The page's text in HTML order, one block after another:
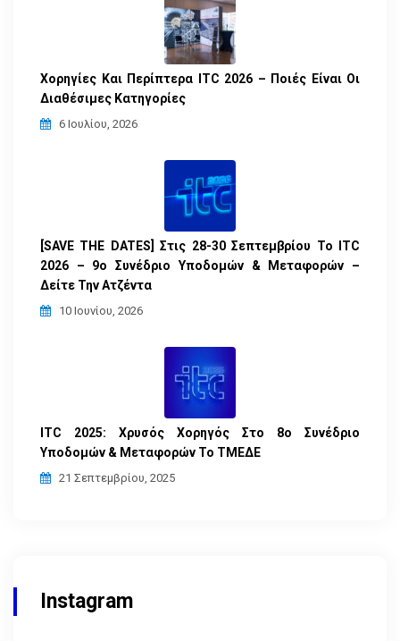
Χορηγίες Και Περίπτερα ITC 2026 – Ποιές Είναι Οι
Διαθέσιμες Κατηγορίες
6 Ιουλίου, 2026
[SAVE THE DATES] Στις 28-30 Σεπτεμβρίου Το ITC
2026 – 9ο Συνέδριο Υποδομών & Μεταφορών –
Δείτε Την Ατζέντα
10 Ιουνίου, 2026
ITC 2025: Χρυσός Χορηγός Στο 8ο Συνέδριο
Υποδομών & Μεταφορών Το ΤΜΕΔΕ
21 Σεπτεμβρίου, 2025
Instagram